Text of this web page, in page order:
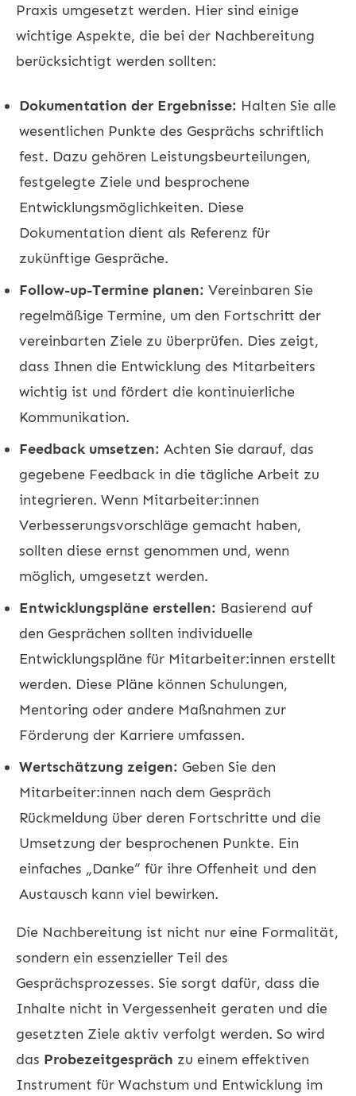
Praxis umgesetzt werden. Hier sind einige
wichtige Aspekte, die bei der Nachbereitung
berücksichtigt werden sollten:
Dokumentation der Ergebnisse: Halten Sie alle
wesentlichen Punkte des Gesprächs schriftlich
fest. Dazu gehören Leistungsbeurteilungen,
festgelegte Ziele und besprochene
Entwicklungsmöglichkeiten. Diese
Dokumentation dient als Referenz für
zukünftige Gespräche.
Follow-up-Termine planen: Vereinbaren Sie
regelmäßige Termine, um den Fortschritt der
vereinbarten Ziele zu überprüfen. Dies zeigt,
dass Ihnen die Entwicklung des Mitarbeiters
wichtig ist und fördert die kontinuierliche
Kommunikation.
Feedback umsetzen: Achten Sie darauf, das
gegebene Feedback in die tägliche Arbeit zu
integrieren. Wenn Mitarbeiter:innen
Verbesserungsvorschläge gemacht haben,
sollten diese ernst genommen und, wenn
möglich, umgesetzt werden.
Entwicklungspläne erstellen: Basierend auf
den Gesprächen sollten individuelle
Entwicklungspläne für Mitarbeiter:innen erstellt
werden. Diese Pläne können Schulungen,
Mentoring oder andere Maßnahmen zur
Förderung der Karriere umfassen.
Wertschätzung zeigen: Geben Sie den
Mitarbeiter:innen nach dem Gespräch
Rückmeldung über deren Fortschritte und die
Umsetzung der besprochenen Punkte. Ein
einfaches „Danke“ für ihre Offenheit und den
Austausch kann viel bewirken.
Die Nachbereitung ist nicht nur eine Formalität,
sondern ein essenzieller Teil des
Gesprächsprozesses. Sie sorgt dafür, dass die
Inhalte nicht in Vergessenheit geraten und die
gesetzten Ziele aktiv verfolgt werden. So wird
das Probezeitgespräch zu einem effektiven
Instrument für Wachstum und Entwicklung im